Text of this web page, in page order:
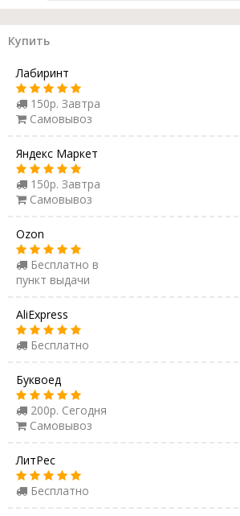
Купить
Лабиринт
150р. Завтра
Самовывоз
Яндекс Маркет
150р. Завтра
Самовывоз
Ozon
Бесплатно в
пункт выдачи
AliExpress
Бесплатно
Буквоед
200р. Сегодня
Самовывоз
ЛитРес
Бесплатно